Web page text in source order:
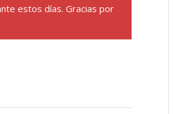
estos días. Gracias por